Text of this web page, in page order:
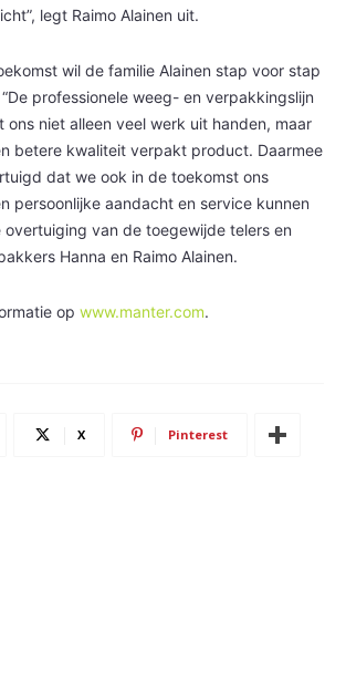
legt Raimo Alainen uit.
wil de familie Alainen stap voor stap
professionele weeg- en verpakkingslijn
ons niet alleen veel werk uit handen, maar
betere kwaliteit verpakt product. Daarmee
dat we ook in de toekomst ons
persoonlijke aandacht en service kunnen
overtuiging van de toegewijde telers en
Hanna en Raimo Alainen.
op www.manter.com.
X Pinterest